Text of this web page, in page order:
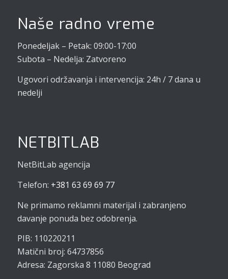
Naše radno vreme
Ponedeljak – Petak: 09:00-17:00
Subota – Nedelja: Zatvoreno
Ugovori održavanja i intervencija: 24h / 7 dana u
nedelji
NETBITLAB
NetBitLab agencija
Telefon: +381 63 69 69 77
Ne primamo reklamni materijal i zabranjeno
davanje ponuda bez odobrenja.
PIB: 110220211
Matični broj: 64737856
Adresa: Zagorska 8 11080 Beograd